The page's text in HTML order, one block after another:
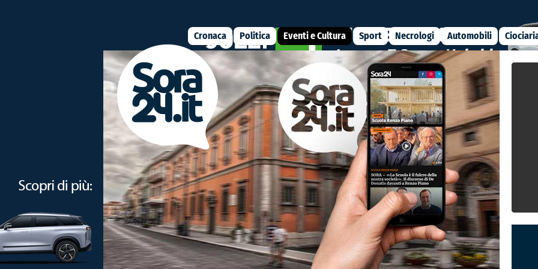
Cronaca Politica Eventi e Cultura Sport Necrologi Automobili